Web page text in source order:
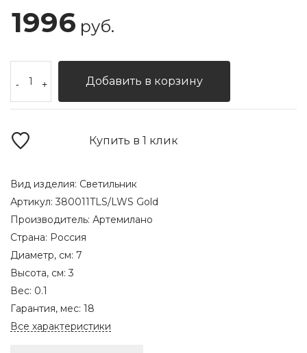
1996 руб.
- + Добавить в корзину
Купить в 1 клик
Вид изделия: Светильник
Артикул:380011TLS/LWS Gold
Производитель: Артемилано
Страна: Россия
Диаметр, см: 7
Высота, см:3
Вес: 0.1
Гарантия, мес: 18
Все характеристики